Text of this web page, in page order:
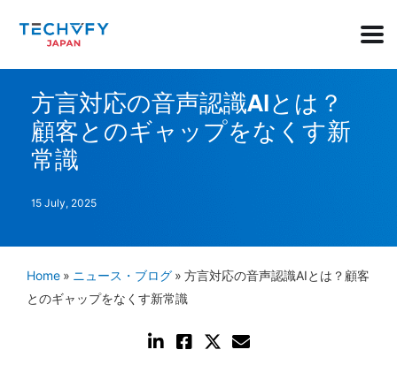
方言対応の音声認識AIとは？
顧客とのギャップをなくす新
常識
15 July, 2025
Home » ニュース・ブログ » 方言対応の音声認識AIとは？顧客
とのギャップをなくす新常識